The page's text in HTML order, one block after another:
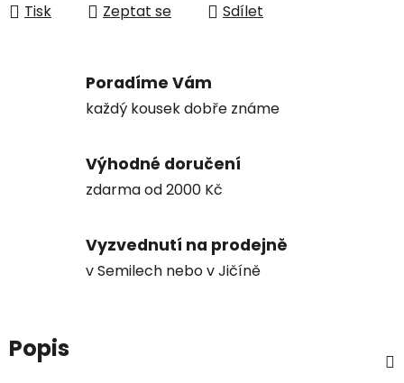
Tisk Zeptat se Sdílet
Poradíme Vám
každý kousek dobře známe
Výhodné doručení
zdarma od 2000 Kč
Vyzvednutí na prodejně
v Semilech nebo v Jičíně
Popis